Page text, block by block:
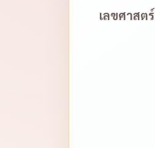
เลขศาสตร์